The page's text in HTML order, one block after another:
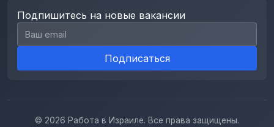
Подпишитесь на новые вакансии
Email для подписки
Подписаться
© 2026 Работа в Израиле. Все права защищены.